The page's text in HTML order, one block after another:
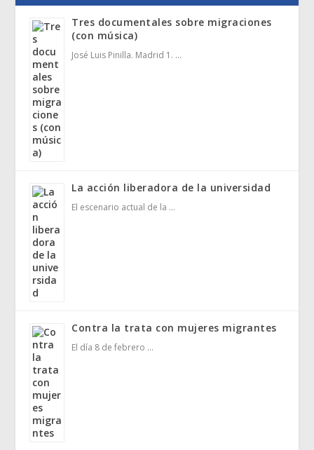
Tres documentales sobre migraciones
(con música)
José Luis Pinilla. Madrid 1. …
La acción liberadora de la universidad
El escenario actual de la …
Contra la trata con mujeres migrantes
El día 8 de febrero …